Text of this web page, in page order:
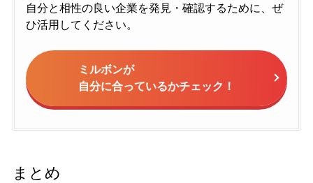
自分と相性の良い企業を発見・確認するために、ぜ
ひ活用してください。
ミルボンが
自分に合っているかチェック！
まとめ